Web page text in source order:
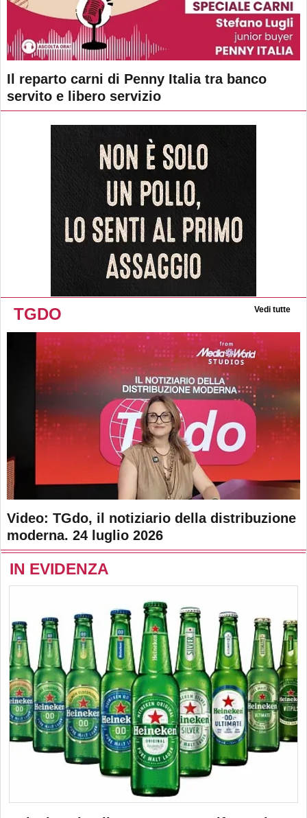
Il reparto carni di Penny Italia tra banco
servito e libero servizio
TGDO Vedi tutte
Video: TGdo, il notiziario della distribuzione
moderna. 24 luglio 2026
IN EVIDENZA